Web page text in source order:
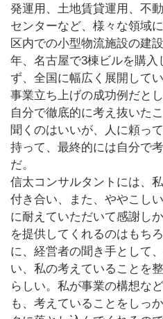
発運用、土地賃貸運用、不
センターなど、様々な領域
区内での小型物流施設の建
年、名古屋で3棟ビルを購
ず、全国に幅広く展開して
事業立ち上げの成功例だと
自分で徹底的に考え抜いた
聞くのはいいが、人に頼っ
持って、最終的には自分で
だ。
信太コンサルタントには、
付き合い、また、ややこし
に耐えていただいて感謝し
を提供してくれるのはもち
に、経営者の聞き手として
い、私の考えていることを
らしい。私が事業の構想な
も、考えていることをしっ